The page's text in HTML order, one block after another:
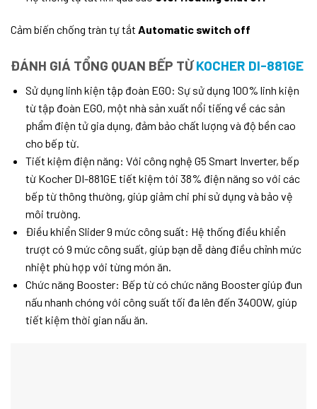
Cảm biến chống tràn tự tắt Automatic switch off
ĐÁNH GIÁ TỔNG QUAN BẾP TỪKOCHER DI-881GE
Sử dụng linh kiện tập đoàn EGO: Sự sử dụng 100% linh kiện
từ tập đoàn EGO, một nhà sản xuất nổi tiếng về các sản
phẩm điện tử gia dụng, đảm bảo chất lượng và độ bền cao
cho bếp từ.
Tiết kiệm điện năng: Với công nghệ G5 Smart Inverter, bếp
từ Kocher DI-881GE tiết kiệm tới 38% điện năng so với các
bếp từ thông thường, giúp giảm chi phí sử dụng và bảo vệ
môi trường.
Điều khiển Slider 9 mức công suất: Hệ thống điều khiển
trượt có 9 mức công suất, giúp bạn dễ dàng điều chỉnh mức
nhiệt phù hợp với từng món ăn.
Chức năng Booster: Bếp từ có chức năng Booster giúp đun
nấu nhanh chóng với công suất tối đa lên đến 3400W, giúp
tiết kiệm thời gian nấu ăn.